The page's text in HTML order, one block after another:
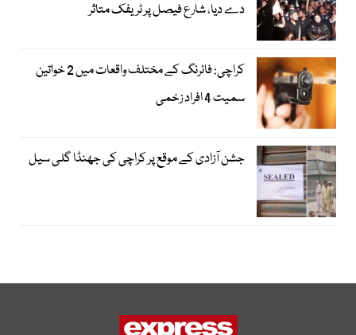
دے دیا، شارع فیصل پر ٹریفک متاثر
کراچی: فائرنگ کے مختلف واقعات میں 2 خواتین
سمیت 4 افراد زخمی
جشن آزادی کے موقع پر کراچی کی جھنڈا گلی سیل